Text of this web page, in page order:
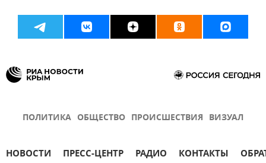
ПОЛИТИКА ОБЩЕСТВО ПРОИСШЕСТВИЯ ВИЗУАЛ
НОВОСТИ ПРЕСС-ЦЕНТР РАДИО КОНТАКТЫ